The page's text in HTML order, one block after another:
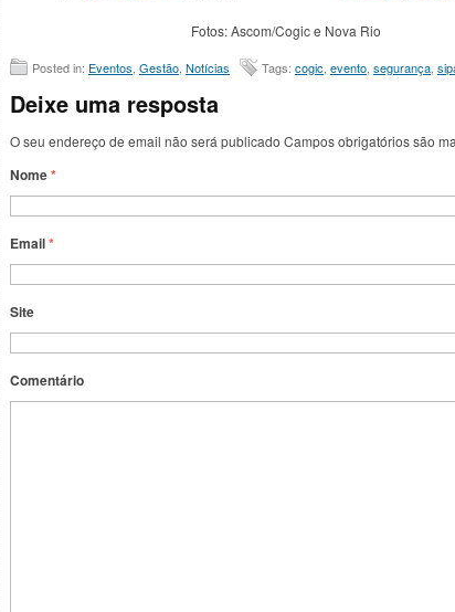
Fotos: Ascom/Cogic e Nova Rio
Posted in: Eventos Gestão Notícias Tags: cogic evento segurança
Deixe uma resposta
O seu endereço de email não será publicado Campos obrigatórios são
Nome*
Email*
Site
Comentário